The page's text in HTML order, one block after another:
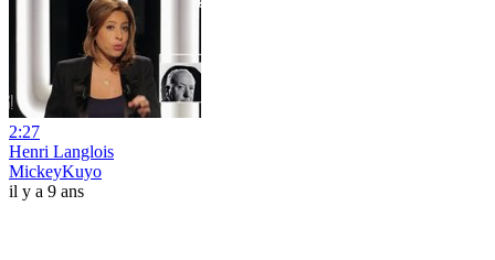
2:27
Henri Langlois
MickeyKuyo
il y a 9 ans